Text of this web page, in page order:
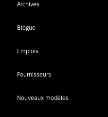
Archives
Blogue
Emplois
Fournisseurs
Nouveaux modèles